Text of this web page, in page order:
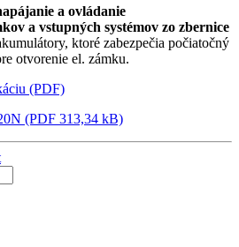
a ovládanie
a vstupných systémov zo zbernice
ktoré zabezpečia počiatočný
otvorenie el. zámku.
(PDF)
(PDF 313,34 kB)